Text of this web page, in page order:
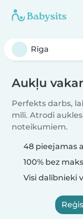
Aukļu
Perfekts darbs,
mīli. Atrodi
noteikumiem.
48 pieejamas
100% bez
Visi dalībnieki